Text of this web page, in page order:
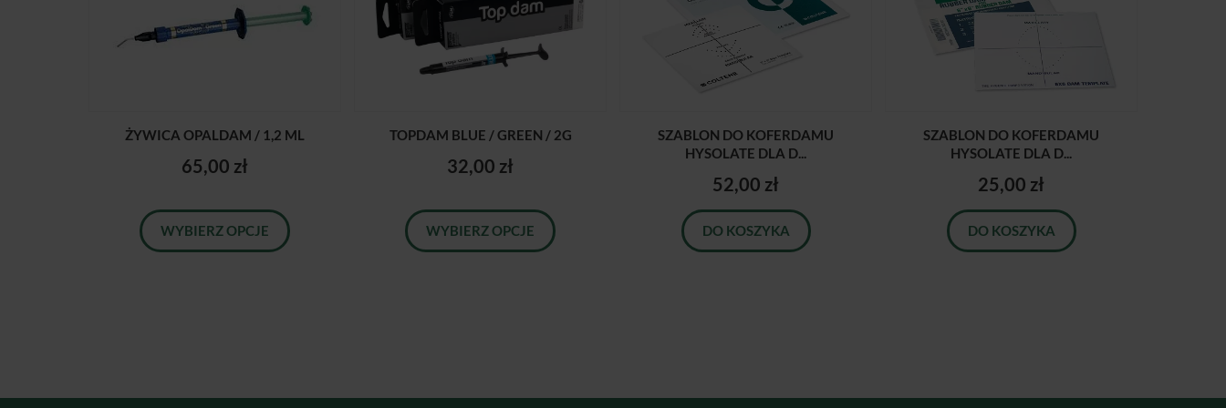
ŻYWICA OPALDAM / 1,2 ML
65,00 zł
WYBIERZ OPCJE
TOPDAM BLUE / GREEN / 2G
32,00 zł
WYBIERZ OPCJE
SZABLON DO KOFERDAMU
HYSOLATE DLA D...
52,00 zł
DO KOSZYKA
SZABLON DO KOFERDAMU
HYSOLATE DLA D...
25,00 zł
DO KOSZYKA